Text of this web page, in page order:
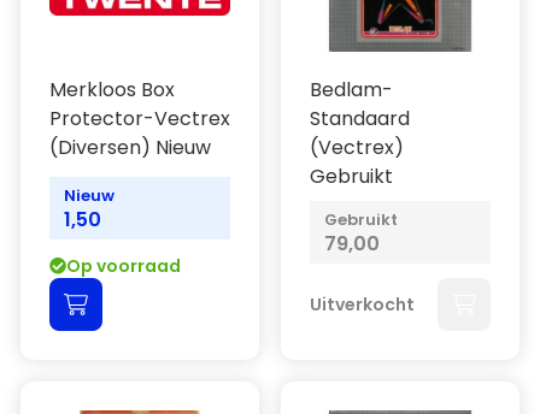
Merkloos Box
Protector-Vectrex
(Diversen) Nieuw
Nieuw
1,50
Op voorraad
Bedlam-
Standaard
(Vectrex)
Gebruikt
Gebruikt
79,00
Uitverkocht